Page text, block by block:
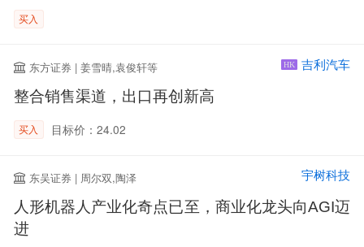
买入
东方证券 | 姜雪晴,袁俊轩等 HK 吉利汽车
整合销售渠道，出口再创新高
买入 目标价：24.02
东吴证券 | 周尔双,陶泽 宇树科技
人形机器人产业化奇点已至，商业化龙头向AGI迈
进